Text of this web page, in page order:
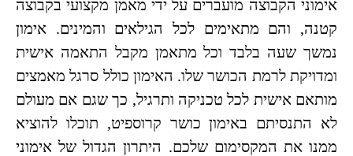
אימוני הקבוצה מועברים על ידי מאמן מקצועי בקבוצה
קטנה, והם מתאימים לכל הגילאים והמינים. אימון
נמשך שעה בלבד וכל מתאמן מקבל התאמה אישית
ומדויקת לרמת הכושר שלו. האימון כולל סרגל מאמצים
מותאם אישית לכל טכניקה ותרגיל, כך שגם אם מעולם
לא התנסיתם באימון כושר קרוספיט, תוכלו להוציא
ממנו את המקסימום שלכם. היתרון הגדול של אימוני